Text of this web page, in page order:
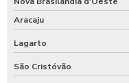
Aracaju
Lagarto
São Cristóvão